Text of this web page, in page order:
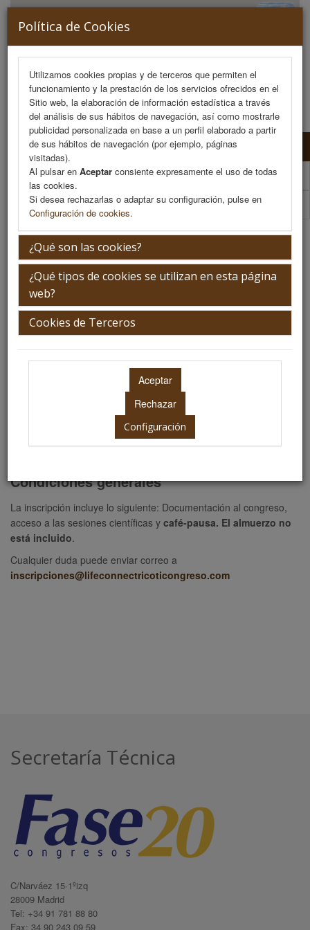
Política de Cookies
Utilizamos cookies propias y de terceros que permiten el
funcionamiento y la prestación de los servicios ofrecidos en el
Sitio web, la elaboración de información estadística a través
del análisis de sus hábitos de navegación, así como mostrarle
publicidad personalizada en base a un perfil elaborado a partir
de sus hábitos de navegación (por ejemplo, páginas
visitadas).
Al pulsar en Aceptar consiente expresamente el uso de todas
las cookies.
Si desea rechazarlas o adaptar su configuración, pulse en
Configuración de cookies.
¿Qué son las cookies?
¿Qué tipos de cookies se utilizan en esta página
web?
Cookies de Terceros
Configuración
MENU
Información de inscripción
Inscripción online
Boletín inscripcion (PDF)
Información de inscripción
Normativa de inscripción
Las inscripciones se pueden realizar directamente desde la
página web cumplimentando el formulario de inscripción (
personal, 15 días posteriores de finalizado el evento.
Condiciones generales
La inscripción incluye lo siguiente: Documentación al congreso,
acceso a las sesiones científicas y café-pausa. El almuerzo no
está incluido.
Cualquier duda puede enviar correo a
inscripciones@lifeconnectricoticongreso.com
Secretaría Técnica
C/Narváez 15·1ºizq
28009 Madrid
Tel: +34 91 781 88 80
Fax: 34 90 243 09 59